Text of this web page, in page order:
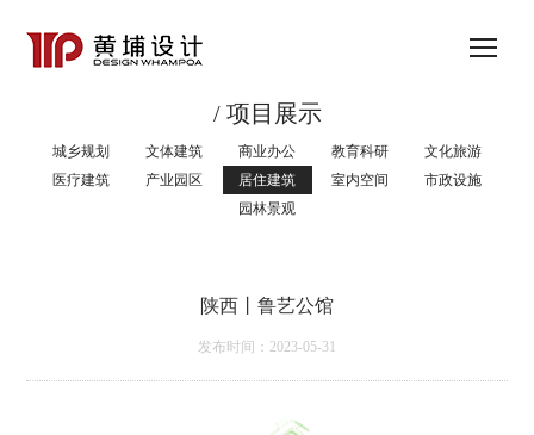
/ 项目展示
城乡规划 文体建筑 商业办公 教育科研
文化旅游
医疗建筑
产业园区 居住建筑 室内空间
市政设施
园林景观
陕西丨鲁艺公馆
发布时间：2023-05-31